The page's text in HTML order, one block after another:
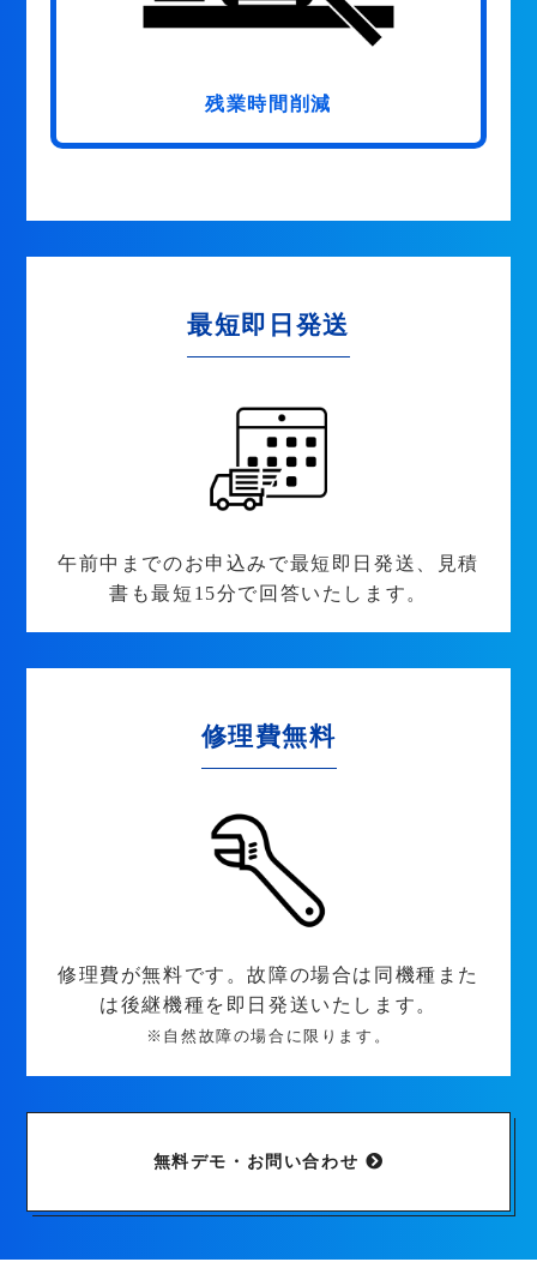
残業時間削減
最短即日発送
午前中までのお申込みで最短即日発送、見積
書も最短15分で回答いたします。
修理費無料
修理費が無料です。故障の場合は同機種また
は後継機種を即日発送いたします。
※自然故障の場合に限ります。
無料デモ・お問い合わせ